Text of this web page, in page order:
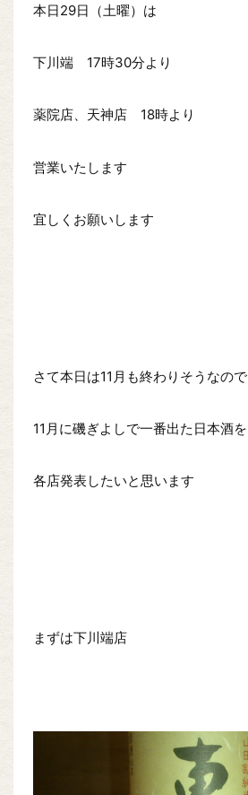
本日29日（土曜）は
下川端 17時30分より
薬院店、天神店 18時より
営業いたします
宜しくお願いします
さて本日は11月も終わりそうなので
11月に磯ぎよしで一番出た日本酒を
各店発表したいと思います
まずは下川端店